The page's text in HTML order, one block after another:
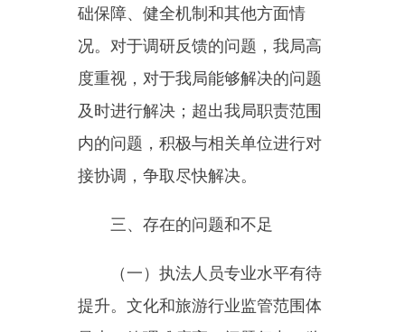
严重短缺，在行政执法上发挥作用
不够明显，法律顾问虽已配备但是
作用发挥不明显，遇事找法、遇事
学法的能力和主动性不强。执法队
共有编制6名，现在岗持证人员3名
取得执法证。但部分干部虽持有执
现象不同程度存在。队员综合业务
水平有待提高，培训力度不够，执